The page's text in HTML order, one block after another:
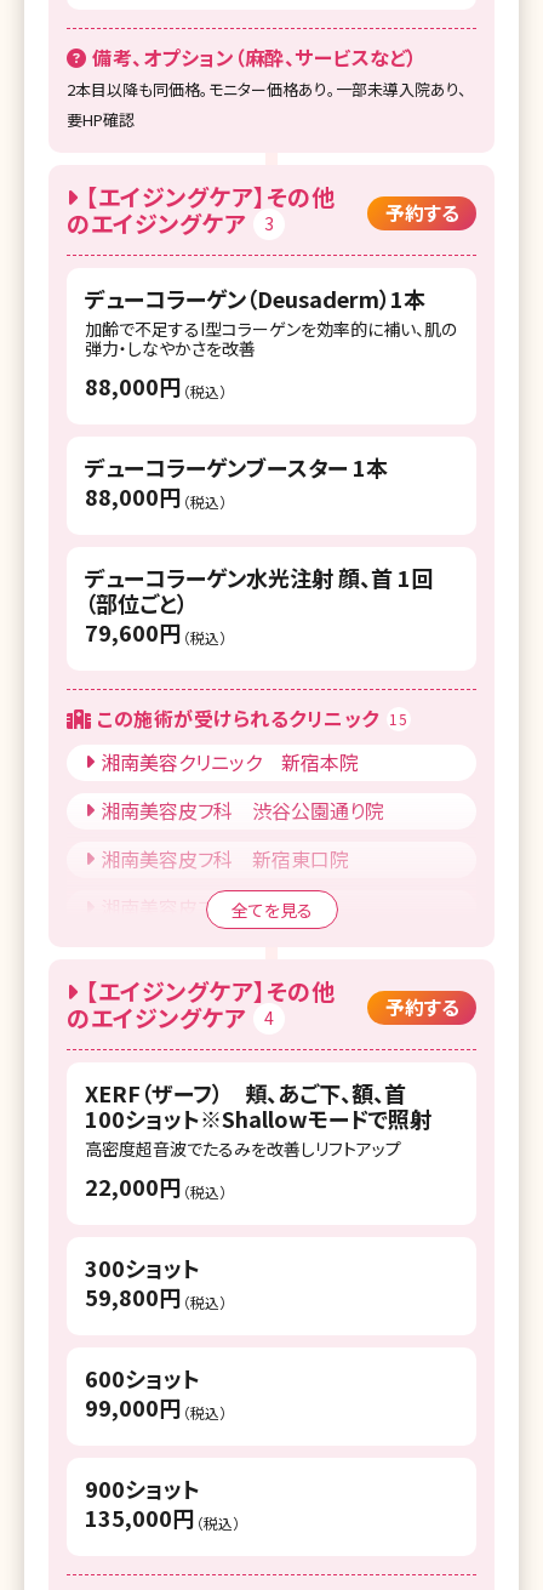
備考、オプション（麻酔、サービスなど）
2本目以降も同価格。モニター価格あり。一部未導入院あり、
要HP確認
【エイジングケア】その他
のエイジングケア
3 予約する
デューコラーゲン（Deusaderm）1本
加齢で不足するI型コラーゲンを効率的に補い、肌の
弾力・しなやかさを改善
88,000円 （税込）
デューコラーゲンブースター 1本
88,000円 （税込）
デューコラーゲン水光注射 顔、首 1回
（部位ごと）
79,600円 （税込）
この施術が受けられるクリニック 15
湘南美容クリニック 新宿本院
湘南美容皮フ科 渋谷公園通り院
湘南美容皮フ科 新宿東口院
湘南美容皮フ科 五反田院
湘南美容皮フ科 仙台院
湘南美容皮フ科 千葉院
湘南美容皮フ科 平塚院
湘南美容皮フ科 栄矢場町院
湘南美容皮フ科 京都河原町院
湘南美容皮フ科 枚方院
湘南美容皮フ科 福岡天神院
全てを見る
【エイジングケア】その他
のエイジングケア
4 予約する
XERF（ザーフ） 頬、あご下、額、首
100ショット※Shallowモードで照射
高密度超音波でたるみを改善しリフトアップ
22,000円 （税込）
300ショット
59,800円 （税込）
600ショット
99,000円 （税込）
900ショット
135,000円 （税込）